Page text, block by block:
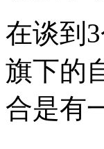
在谈到
旗下的
合是有